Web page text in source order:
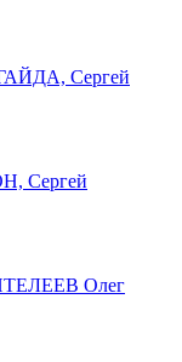
Сергей
Сергей
Олег